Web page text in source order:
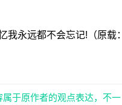
永远都不会忘记!（原载：
于原作者的观点表达，不一